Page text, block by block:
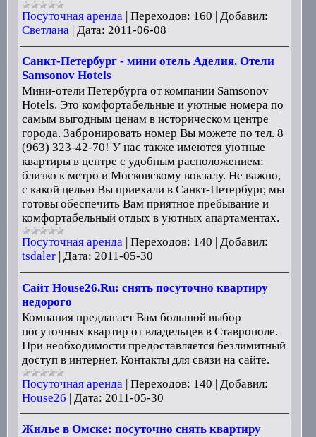
Посуточная аренда| Переходов: 160 | Добавил:
Светлана | Дата: 2011-06-08
Санкт-Петербург - мини отель Аделия. Отели
Samsonov Hotels
Мини-отели Петербурга от компании Samsonov
Hotels. Это комфортабельные и уютные номера по
самым выгодным ценам в историческом центре
города. Забронировать номер Вы можете по тел. 8
(963) 323-42-70! У нас также имеются уютные
квартиры в центре с удобным расположением:
близко к метро и Московскому вокзалу. Не важно,
с какой целью Вы приехали в Санкт-Петербург, мы
готовы обеспечить Вам приятное пребывание и
комфортабельный отдых в уютных апартаментах.
Посуточная аренда| Переходов: 140
Добавил:
tsdaler Дата: 2011-05-30
Сайт House26.Ru: снять посуточно квартиру
недорого
Компания предлагает Вам большой выбор
посуточных квартир от владельцев в Ставрополе.
При необходимости предоставляется безлимитный
доступ в интернет. Контакты для связи на сайте.
Посуточная аренда | Переходов: 140 | Добавил:
House26 | Дата: 2011-05-30
Жилье в Омске: посуточно снять квартиру